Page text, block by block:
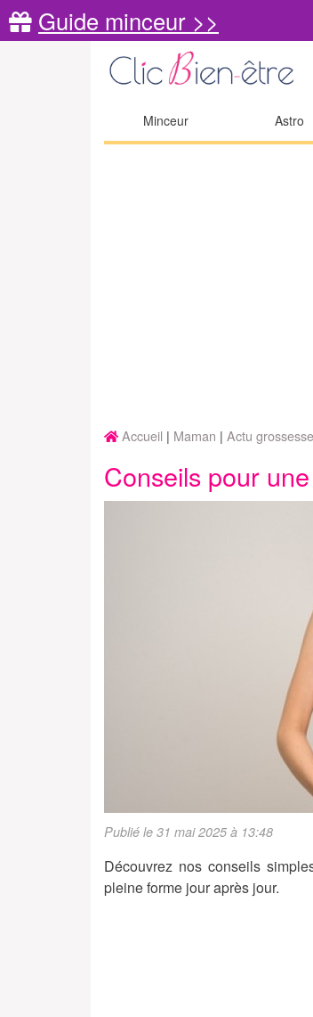
Guide minceur >>
Minceur Astro
Accueil Maman Actu grossesse
Conseils pour
Publié le 31 mai 2025 à 13:48
Découvrez nos conseils
pleine forme jour après jour.